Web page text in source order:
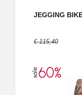
JEGGING
€ 115,40